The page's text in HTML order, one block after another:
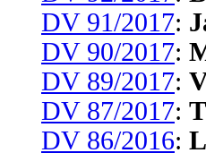
DV 91/2017:
DV 90/2017:
DV 89/2017:
DV 87/2017:
DV 86/2016: